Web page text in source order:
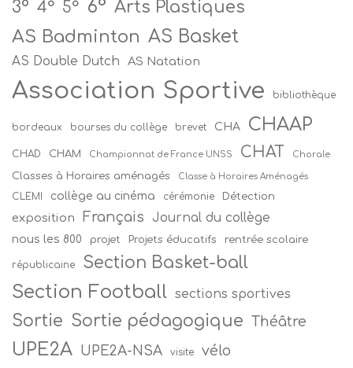
3° 4° 5° 6° Arts Plastiques
AS Badminton AS Basket
AS Double Dutch AS Natation
Association Sportive bibliothèque
bordeaux bourses du collège brevet CHA CHAAP
CHAD CHAM Championnat de France UNSS CHAT Chorale
Classes à Horaires aménagés Classe à Horaires Aménagés
CLEMI collège au cinéma cérémonie Détection
exposition Français Journal du collège
nous les 800 projet Projets éducatifs rentrée scolaire
républicaine Section Basket-ball
Section Football sections sportives
Sortie Sortie pédagogique Théâtre
UPE2A UPE2A-NSA visite vélo